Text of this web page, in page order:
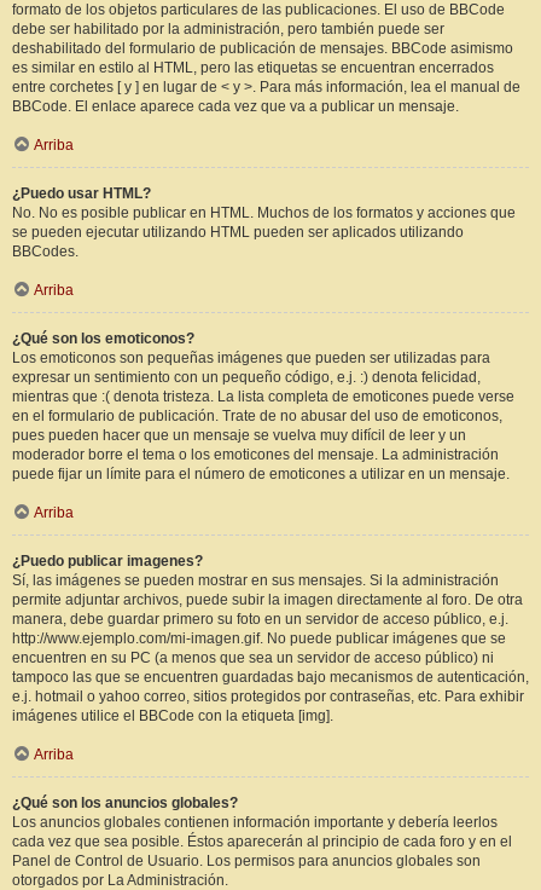
formato de los objetos particulares de las publicaciones. El uso de BBCode
debe ser habilitado por la administración, pero también puede ser
deshabilitado del formulario de publicación de mensajes. BBCode asimismo
es similar en estilo al HTML, pero las etiquetas se encuentran encerrados
entre corchetes [ y ] en lugar de < y >. Para más información, lea el manual de
BBCode. El enlace aparece cada vez que va a publicar un mensaje.
Arriba
¿Puedo usar HTML?
No. No es posible publicar en HTML. Muchos de los formatos y acciones que
se pueden ejecutar utilizando HTML pueden ser aplicados utilizando
BBCodes.
Arriba
¿Qué son los emoticonos?
Los emoticonos son pequeñas imágenes que pueden ser utilizadas para
expresar un sentimiento con un pequeño código, e.j. :) denota felicidad,
mientras que :( denota tristeza. La lista completa de emoticones puede verse
en el formulario de publicación. Trate de no abusar del uso de emoticonos,
pues pueden hacer que un mensaje se vuelva muy difícil de leer y un
moderador borre el tema o los emoticones del mensaje. La administración
puede fijar un límite para el número de emoticones a utilizar en un mensaje.
Arriba
¿Puedo publicar imagenes?
Sí, las imágenes se pueden mostrar en sus mensajes. Si la administración
permite adjuntar archivos, puede subir la imagen directamente al foro. De otra
manera, debe guardar primero su foto en un servidor de acceso público, e.j.
http://www.ejemplo.com/mi-imagen.gif. No puede publicar imágenes que se
encuentren en su PC (a menos que sea un servidor de acceso público) ni
tampoco las que se encuentren guardadas bajo mecanismos de autenticación,
e.j. hotmail o yahoo correo, sitios protegidos por contraseñas, etc. Para exhibir
imágenes utilice el BBCode con la etiqueta [img].
Arriba
¿Qué son los anuncios globales?
Los anuncios globales contienen información importante y debería leerlos
cada vez que sea posible. Éstos aparecerán al principio de cada foro y en el
Panel de Control de Usuario. Los permisos para anuncios globales son
otorgados por La Administración.